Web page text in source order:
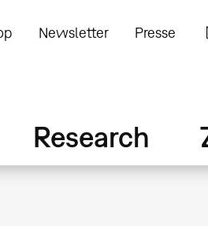
Newsletter Presse
Research